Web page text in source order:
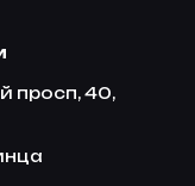
просп, 40,